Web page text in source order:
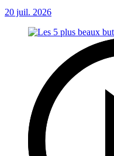
20 juil. 2026